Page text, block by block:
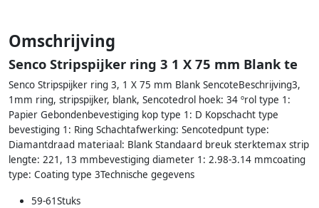
Omschrijving
Senco Stripspijker ring 3 1 X 75 mm Blank te
Senco Stripspijker ring 3, 1 X 75 mm Blank SencoteBeschrijving3,
1mm ring, stripspijker, blank, Sencotedrol hoek: 34 ºrol type 1:
Papier Gebondenbevestiging kop type 1: D Kopschacht type
bevestiging 1: Ring Schachtafwerking: Sencotedpunt type:
Diamantdraad materiaal: Blank Standaard breuk sterktemax strip
lengte: 221, 13 mmbevestiging diameter 1: 2.98-3.14 mmcoating
type: Coating type 3Technische gegevens
59-61Stuks